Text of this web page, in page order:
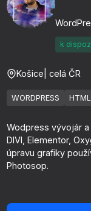
k
Košice | celá ČR
WORDPRESS HTML
Wodpress vývojár
DIVI, Elementor,
úpravu grafiky
Photosop.